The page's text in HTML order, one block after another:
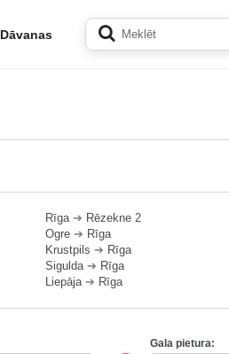
Dāvanas
Rīga➔ Rēzekne 2
Ogre ➔ Rīga
Krustpils ➔ Rīga
Sigulda➔ Rīga
Liepāja➔ Rīga
Gala pietura: